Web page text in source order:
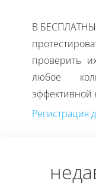
В
проверить
любое
эффективной
Регистрация